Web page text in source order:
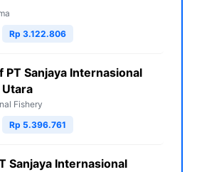
Rp 3.122.806
PT Sanjaya Internasional
Fishery
Rp 5.396.761
Sanjaya Internasional